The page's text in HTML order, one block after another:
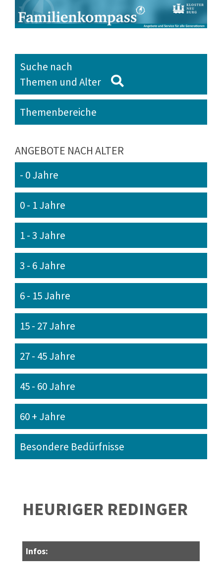
Suche nach
Themen und Alter
Themenbereiche
ANGEBOTE NACH ALTER
- 0 Jahre
0 - 1 Jahre
1 - 3 Jahre
3 - 6 Jahre
6 - 15 Jahre
15 - 27 Jahre
27 - 45 Jahre
45 - 60 Jahre
60 + Jahre
Besondere Bedürfnisse
HEURIGER REDINGER
Infos: